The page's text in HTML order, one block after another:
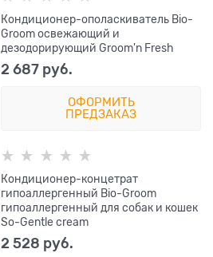
Кондиционер-ополаскиватель Bio-
Groom освежающий и
дезодорирующий Groom'n Fresh
2 687 руб.
ОФОРМИТЬ
ПРЕДЗАКАЗ
Кондиционер-концетрат
гипоаллергенный Bio-Groom
гипоаллергенный для собак и кошек
So-Gentle cream
2 528 руб.